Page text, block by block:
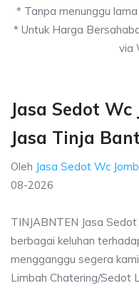
* Tanpa menunggu lama
* Untuk Harga
via
Jasa Sedot
Jasa Tinja
Oleh Jasa Sedot Wc
08-2026
TINJABNTEN Jasa
berbagai keluhan
mengganggu segera
Limbah Chatering/Sedot